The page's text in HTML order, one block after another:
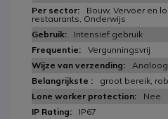
Bouw, Vervoer en
restaurants, Onderwijs
Intensief gebruik
Vergunningsvrij
Analoog
groot bereik,
Nee
IP67